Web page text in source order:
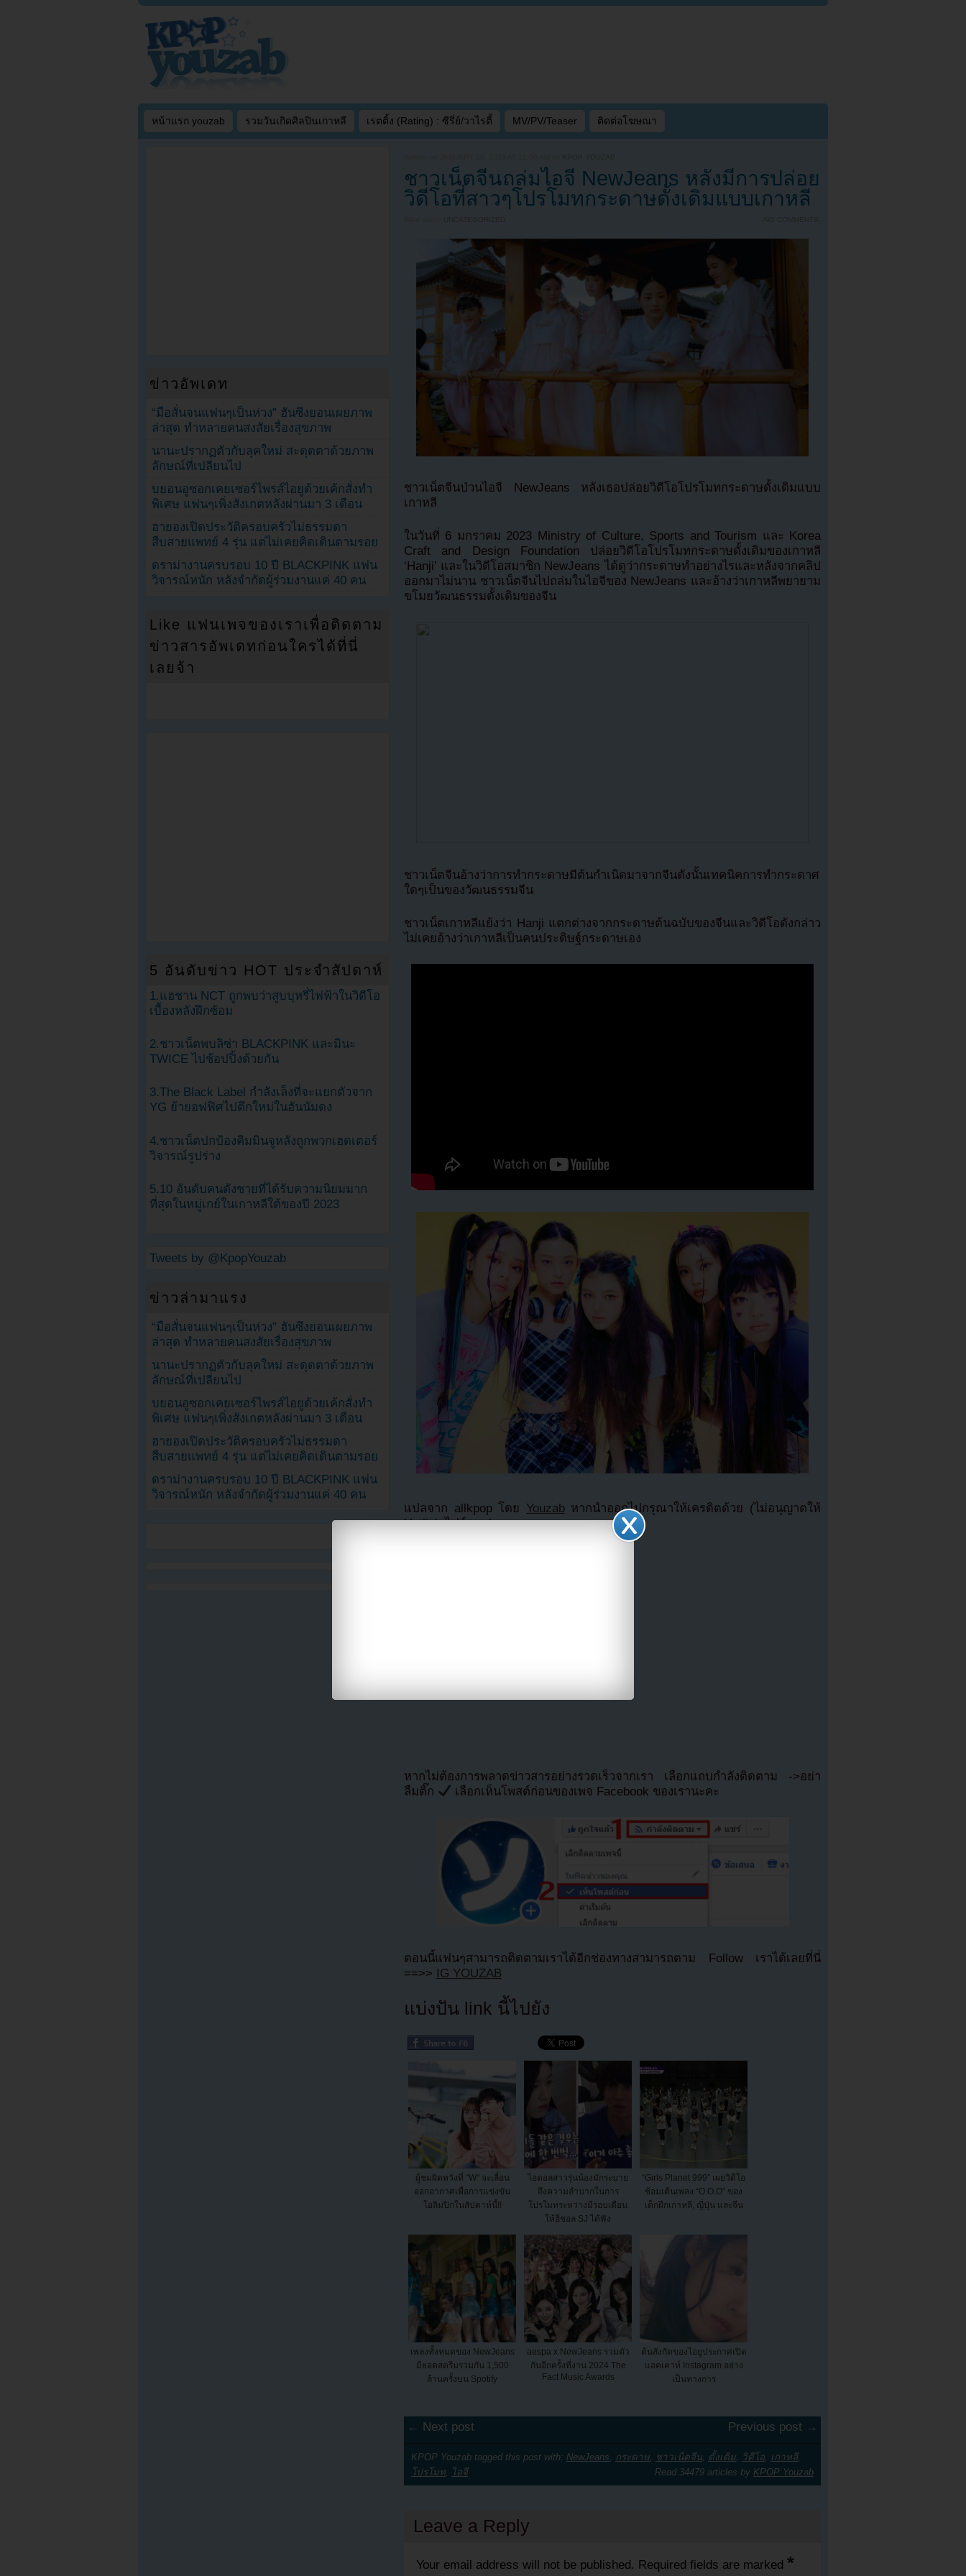
หน้าแรก youzab รวมวันเกิดศิลปินเกาหลี เรตติ้ง (Rating) : ซีรี่ย์/วาไรตี้ MV/PV/Teaser ติดต่อโฆษณา
KPOP YOUZAB
ชาวเน็ตจีนถล่มไอจี NewJeans หลังมีการปล่อย
วิดีโอที่สาวๆโปรโมทกระดาษดั้งเดิมแบบเกาหลี
UNCATEGORIZED NO COMMENTS
ชาวเน็ตจีนป่วนไอจี NewJeans หลังเธอปล่อยวิดีโอโปรโมทกระดาษดั้งเดิมแบบ
เกาหลี
ในวันที่ 6 มกราคม 2023 Ministry of Culture, Sports and Tourism และ Korea
Craft and Design Foundation ปล่อยวิดีโอโปรโมทกระดาษดั้งเดิมของเกาหลี
‘Hanji’ และในวิดีโอสมาชิก NewJeans ได้ดูว่ากระดาษทำอย่างไรและหลังจากคลิป
ออกมาไม่นาน ชาวเน็ตจีนไปถล่มในไอจีของ NewJeans และอ้างว่าเกาหลีพยายาม
ขโมยวัฒนธรรมดั้งเดิมของจีน
ชาวเน็ตจีนอ้างว่าการทำกระดาษมีต้นกำเนิดมาจากจีนดังนั้นเทคนิคการทำกระดาศ
ใดๆเป็นของวัฒนธรรมจีน
ชาวเน็ตเกาหลีแย้งว่า Hanji แตกต่างจากกระดาษต้นฉบับของจีนและวิดีโอดังกล่าว
ไม่เคยอ้างว่าเกาหลีเป็นคนประดิษฐ์กระดาษเอง
แปลจาก allkpop โดย Youzabหากนำออกไปกรุณาให้เครดิตด้วย (ไม่อนุญาตให้
Hotlink ไฟล์ภาพ)
หากไม่ต้องการพลาดข่าวสารอย่างรวดเร็วจากเรา เลือกแถบกำลังติดตาม ->อย่า
ลืมติ๊ก
เลือกเห็นโพสต์ก่อนของเพจ Facebook ของเรานะคะ
ตอนนี้แฟนๆสามารถติดตามเราได้อีกช่องทางสามารถตาม Follow เราได้เลยที่นี่
==>>
IG YOUZAB
แบ่งปัน link นี้ไปยัง
ผู้ชมผิดหวังที่ "W" จะเลื่อน
ออกอากาศเพื่อการแข่งขัน
โอลิมปิกในสัปดาห์นี้!!
ไอดอลสาวรุ่นน้องมักระบาย
ถึงความลำบากในการ
โปรโมทระหว่างมีรอบเดือน
ให้ฮีชอล SJ ได้ฟัง
“Girls Planet 999” เผยวิดีโอ
ซ้อมเต้นเพลง “O.O.O” ของ
เด็กฝึกเกาหลี, ญี่ปุ่น และจีน
เพลงทั้งหมดของ NewJeans
มียอดสตรีมรวมกัน 1,500
ล้านครั้งบน Spotify
aespa x NewJeans รวมตัว
กันอีกครั้งที่งาน 2024 The
Fact Music Awards
ต้นสังกัดของไอยูประกาศเปิด
แอคเคาท์ Instagram อย่าง
เป็นทางการ
← Next post Previous post →
KPOP Youzab tagged this post with: NewJeans, กระดาษ, ชาวเน็ตจีน, ดั้งเดิม, วิดีโอ, เกาหลี,
โปรโมท, ไอจี Read 34479 articles by KPOP Youzab
Leave a Reply
Your email address will not be published. Required fields are marked *
ข่าวอัพเดท
“มือสั่นจนแฟนๆเป็นห่วง” ฮันซึงยอนเผยภาพ
ล่าสุด ทำหลายคนสงสัยเรื่องสุขภาพ
นานะปรากฏตัวกับลุคใหม่ สะดุดตาด้วยภาพ
ลักษณ์ที่เปลี่ยนไป
บยอนอูซอกเคยเซอร์ไพรส์ไอยูด้วยเค้กสั่งทำ
พิเศษ แฟนๆเพิ่งสังเกตหลังผ่านมา 3 เดือน
ฮายองเปิดประวัติครอบครัวไม่ธรรมดา
สืบสายแพทย์ 4 รุ่น แต่ไม่เคยคิดเดินตามรอย
ดราม่างานครบรอบ 10 ปี BLACKPINK แฟน
วิจารณ์หนัก หลังจำกัดผู้ร่วมงานแค่ 40 คน
Like แฟนเพจของเราเพื่อติดตาม
ข่าวสารอัพเดทก่อนใครได้ที่นี่
เลยจ้า
5 อันดับข่าว HOT ประจำสัปดาห์
1.แฮชาน NCT ถูกพบว่าสูบบุหรี่ไฟฟ้าในวิดีโอ
เบื้องหลังฝึกซ้อม
2.ชาวเน็ตพบลิซ่า BLACKPINK และมินะ
TWICE ไปช้อปปิ้งด้วยกัน
3.The Black Label กำลังเล็งที่จะแยกตัวจาก
YG ย้ายอฟฟิศไปตึกใหม่ในฮันนัมดง
4.ชาวเน็ตปกป้องคิมมินจูหลังถูกพวกเฮดเตอร์
วิจารณ์รูปร่าง
5.10 อันดับคนดังชายที่ได้รับความนิยมมาก
ที่สุดในหมู่เกย์ในเกาหลีใต้ของปี 2023
Tweets by @KpopYouzab
ข่าวล่ามาแรง
“มือสั่นจนแฟนๆเป็นห่วง” ฮันซึงยอนเผยภาพ
ล่าสุด ทำหลายคนสงสัยเรื่องสุขภาพ
นานะปรากฏตัวกับลุคใหม่ สะดุดตาด้วยภาพ
ลักษณ์ที่เปลี่ยนไป
บยอนอูซอกเคยเซอร์ไพรส์ไอยูด้วยเค้กสั่งทำ
พิเศษ แฟนๆเพิ่งสังเกตหลังผ่านมา 3 เดือน
ฮายองเปิดประวัติครอบครัวไม่ธรรมดา
สืบสายแพทย์ 4 รุ่น แต่ไม่เคยคิดเดินตามรอย
ดราม่างานครบรอบ 10 ปี BLACKPINK แฟน
วิจารณ์หนัก หลังจำกัดผู้ร่วมงานแค่ 40 คน